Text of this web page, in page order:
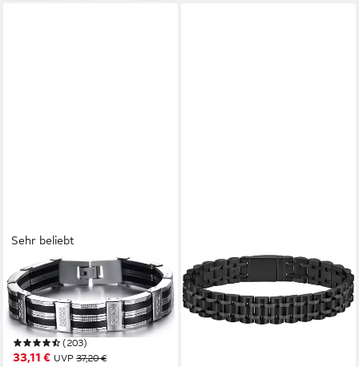
Sehr beliebt
FIRETTI
Armband Schmuck Geschenk
Armschmuck Armkette
Gliederarmband
(203)
33,11 € UVP 37,20 €